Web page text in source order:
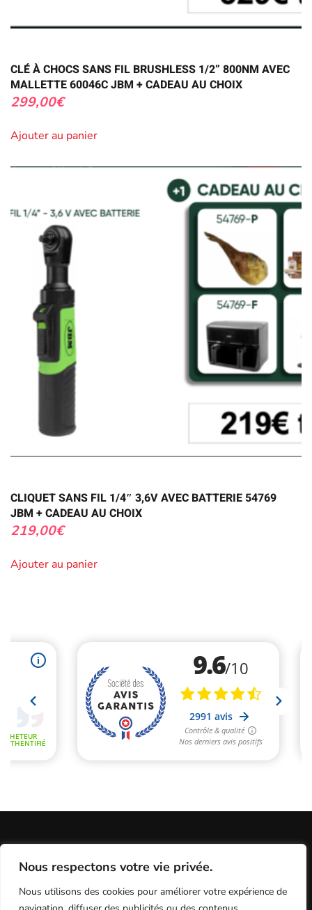
Nous respectons votre vie privée.
Nous utilisons des cookies pour améliorer votre expérience de
CLÉ À CHOCS SANS FIL BRUSHLESS 1/2” 800NM AVEC
MALLETTE 60046C JBM + CADEAU AU CHOIX
299,00€
Ajouter au panier
CLIQUET SANS FIL 1/4″ 3,6V AVEC BATTERIE 54769
JBM + CADEAU AU CHOIX
219,00€
Ajouter au panier
Informations Légales
Conditions Générales de Vente
Politique de Confidentialité / Cookies / RGP
Programme fidélité
Contact